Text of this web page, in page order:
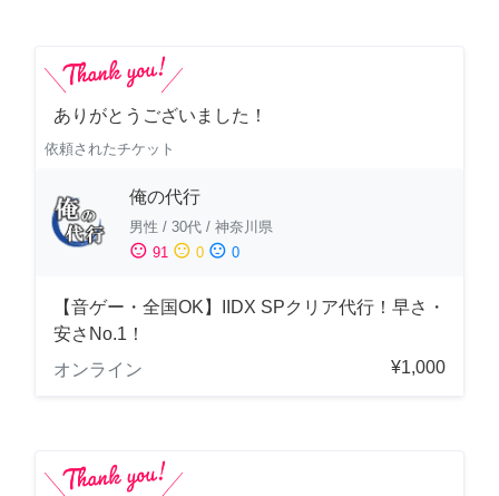
ありがとうございました！
依頼されたチケット
俺の代行
男性 / 30代 / 神奈川県
sentiment_satisfied 91 sentiment_neutral 0 sentiment_dissatisfied 0
【音ゲー・全国OK】IIDX SPクリア代行！早さ・
安さNo.1！
オンライン
¥1,000